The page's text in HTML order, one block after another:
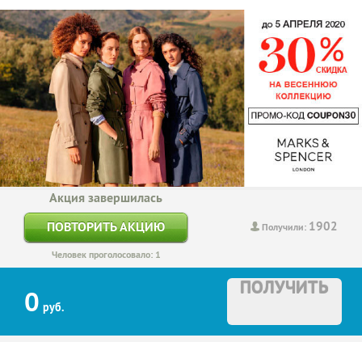
Получили: 1902
Акция завершилась
ПОВТОРИТЬ АКЦИЮ
Человек проголосовало: 1
0 руб.
ПОЛУЧИТЬ